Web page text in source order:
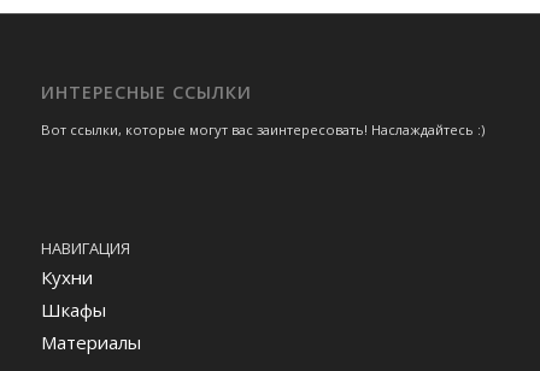
ИНТЕРЕСНЫЕ ССЫЛКИ
Вот ссылки, которые могут вас заинтересовать! Наслаждайтесь :)
НАВИГАЦИЯ
Кухни
Шкафы
Материалы